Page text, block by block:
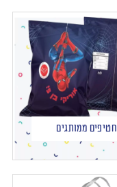
חטיפים ממותגים